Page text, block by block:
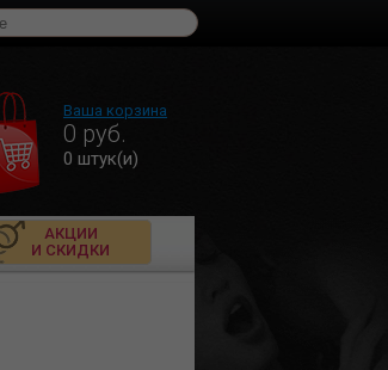
Ваша корзина
0 руб.
0 штук(и)
АКЦИИ
И СКИДКИ